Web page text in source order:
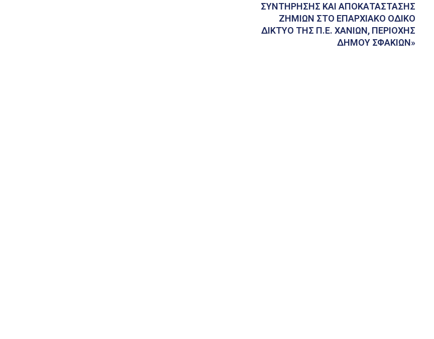
ΣΥΝΤΗΡΗΣΗΣ ΚΑΙ ΑΠΟΚΑΤΑΣΤΑΣΗΣ
ΖΗΜΙΩΝ ΣΤΟ ΕΠΑΡΧΙΑΚΟ ΟΔΙΚΟ
ΔΙΚΤΥΟ ΤΗΣ Π.Ε. ΧΑΝΙΩΝ, ΠΕΡΙΟΧΗΣ
ΔΗΜΟΥ ΣΦΑΚΙΩΝ»